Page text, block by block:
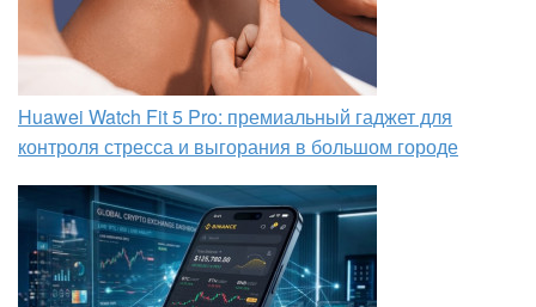
Huawei Watch Fit 5 Pro: премиальный гаджет для
контроля стресса и выгорания в большом городе